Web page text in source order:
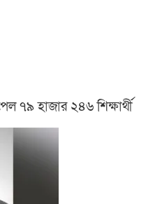
৭৯ হাজার ২৪৬ শিক্ষার্থী